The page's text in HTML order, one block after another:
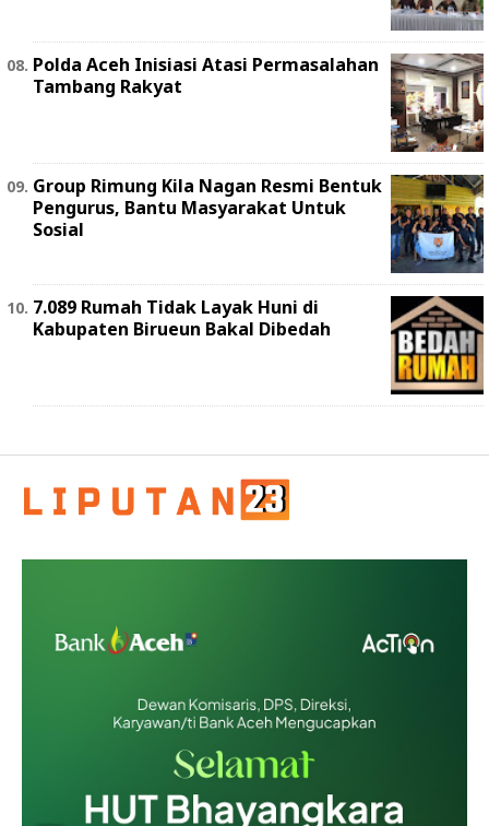
Polda Aceh Inisiasi Atasi Permasalahan
Tambang Rakyat
Group Rimung Kila Nagan Resmi Bentuk
Pengurus, Bantu Masyarakat Untuk
Sosial
7.089 Rumah Tidak Layak Huni di
Kabupaten Birueun Bakal Dibedah